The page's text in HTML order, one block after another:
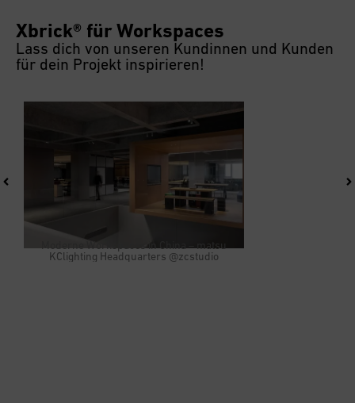
Xbrick® für Workspaces
Lass dich von unseren Kundinnen und Kunden
für dein Projekt inspirieren!
Moderne Workspaces in China – matsu
KClighting Headquarters @zcstudio